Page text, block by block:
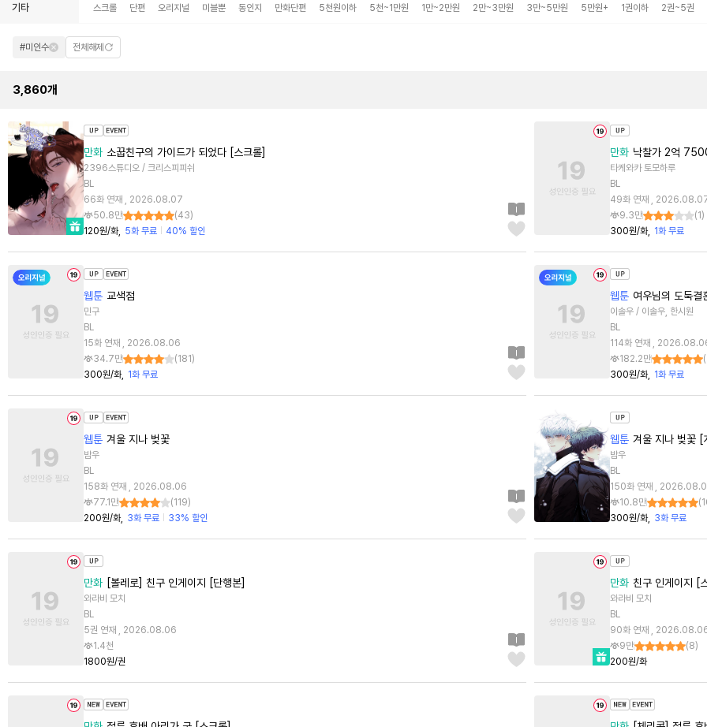
기타 스크롤 단편 오리지널 미블뿐 동인지 만화단편 5천원이하 5천~1만원 1만~2만원 2만~3만원 3만~5만원 5만원+ 1권이하 2권~5권
#미인수 전체해제
3,860개
만화 소꿉친구의 가이드가 되었다 [스크롤]
2396스튜디오 / 크리스피피쉬
BL
66화 연재 , 2026.08.07
50.8만
(43)
120원/화
5화 무료 40% 할인
만화 낙찰가 2억
타케와카 토모하루
BL
49화 연재 ,
9.3만
(1 )
300원/화
1화 무료
웹툰 교색점
민구
BL
15화 연재 , 2026.08.06
34.7만
(181 )
300원/화
1화 무료
웹툰 여우님의 도둑결
이솔우 / 이솔우, 한시원
BL
114화 연재 ,
182.2만
(
300원/화
1화 무료
웹툰 겨울 지나 벚꽃
밤우
BL
158화 연재 , 2026.08.06
77.1만
(119)
200원/화
3화 무료 33% 할인
웹툰 겨울 지나 벚꽃 [
밤우
BL
150화 연재 ,
10.8만
(
300원/화
3화 무료
만화 [볼레로] 친구 인게이지 [단행본]
와라비 모치
BL
5권 연재 , 2026.08.06
1.4천
1800원/권
만화 친구 인게이지 [
와라비 모치
BL
90화 연재 ,
9만
(8)
200원/화